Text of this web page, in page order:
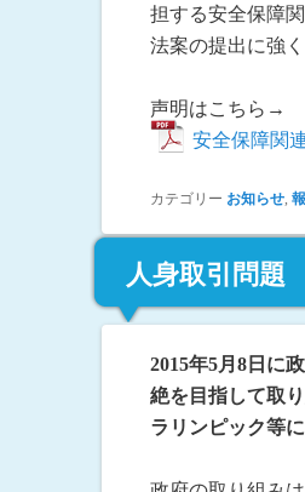
担する安全保障
法案の提出に強
声明はこちら→
安全保障関
カテゴリー お知らせ,
人身取引問題
2015年5月8日に
絶を目指して取
ラリンピック等